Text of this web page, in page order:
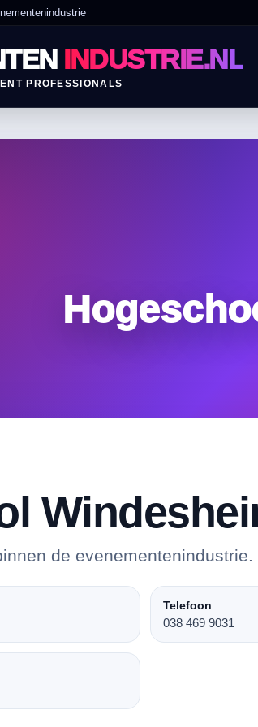
INDUSTRIE.NL
PROFESSIONALS
de evenementenindustrie.
Telefoon
038 469 9031